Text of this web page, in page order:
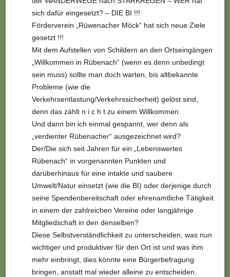
sich dafür eingesetzt? – DIE BI !!!
Förderverein „Rüwenacher Möck“ hat sich neue Ziele
gesetzt !!!
Mit dem Aufstellen von Schildern an den Ortseingängen
„Willkommen in Rübenach“ (wenn es denn unbedingt
sein muss) sollte man doch warten, bis altbekannte
Probleme (wie die
Verkehrsentlastung/Verkehrssicherheit) gelöst sind,
denn das zählt n i c h t zu einem Willkommen.
Und dann bin ich einmal gespannt, wer denn als
„verdienter Rübenacher“ ausgezeichnet wird?
Der/Die sich seit Jahren für ein „Lebenswertes
Rübenach“ in vorgenannten Punkten und
darüberhinaus für eine intakte und saubere
Umwelt/Natur einsetzt (wie die BI) oder derjenige durch
seine Spendenbereitschaft oder ehrenamtliche Tätigkeit
in einem der zahlreichen Vereine oder langjährige
Mitgliedschaft in den denselben?
Diese Selbstverständlichkeit zu unterscheiden, was nun
wichtiger und produktiver für den Ort ist und was ihm
mehr einbringt, dies könnte eine Bürgerbefragung
bringen, anstatt mal wieder alleine zu entscheiden.